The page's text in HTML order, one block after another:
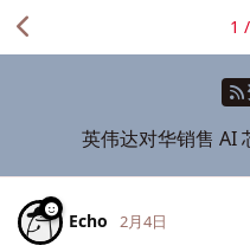
英伟达对华销售 AI
1 /
Echo 2月4日